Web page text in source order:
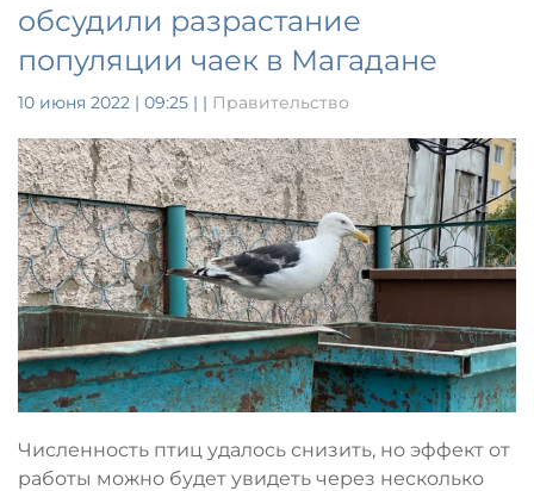
обсудили разрастание
популяции чаек в Магадане
10 июня 2022 | 09:25 | | Правительство
Численность птиц удалось снизить, но эффект от
работы можно будет увидеть через несколько